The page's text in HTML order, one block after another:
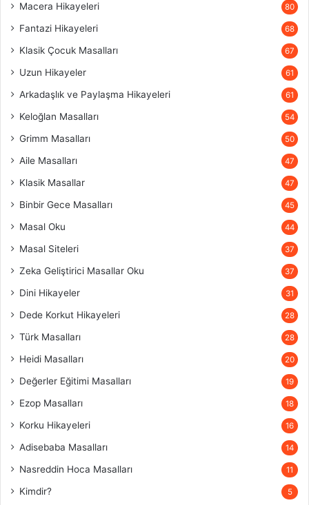
Macera Hikayeleri 80
Fantazi Hikayeleri 68
Klasik Çocuk Masalları 67
Uzun Hikayeler 61
Arkadaşlık ve Paylaşma Hikayeleri 61
Keloğlan Masalları 54
Grimm Masalları 50
Aile Masalları 47
Klasik Masallar 47
Binbir Gece Masalları 45
Masal Oku 44
Masal Siteleri 37
Zeka Geliştirici Masallar Oku 37
Dini Hikayeler 31
Dede Korkut Hikayeleri 28
Türk Masalları 28
Heidi Masalları 20
Değerler Eğitimi Masalları 19
Ezop Masalları 18
Korku Hikayeleri 16
Adisebaba Masalları 14
Nasreddin Hoca Masalları 11
Kimdir? 5